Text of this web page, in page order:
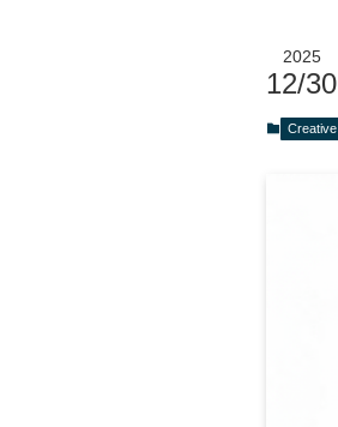
2025
12/30
Creative